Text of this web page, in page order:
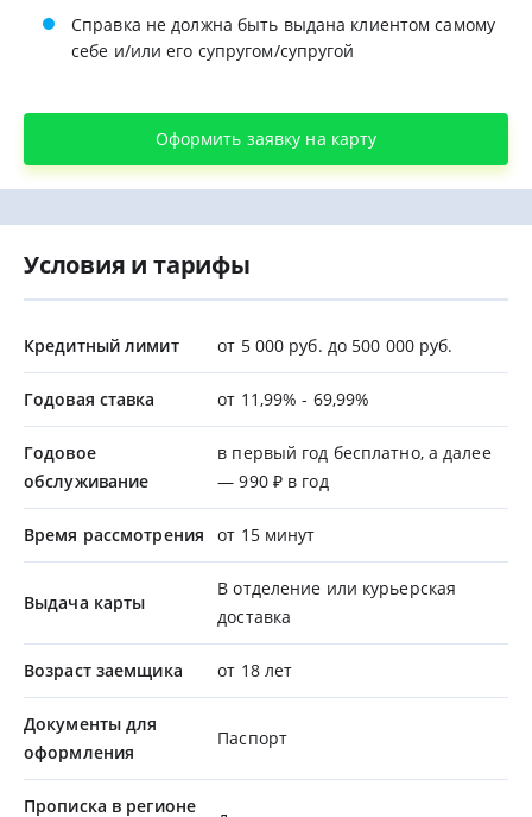
Справка не должна быть выдана клиентом самому
себе и/или его супругом/супругой
Оформить заявку на карту
Условия и тарифы
Кредитный лимит от 5 000 руб. до 500 000 руб.
Годовая ставка от 11,99% - 69,99%
Годовое
обслуживание
в первый год бесплатно, а далее
— 990 ₽ в год
Время рассмотрения от 15 минут
Выдача карты
В отделение или курьерская
доставка
Возраст заемщика от 18 лет
Документы для
оформления
Паспорт
Прописка в регионе